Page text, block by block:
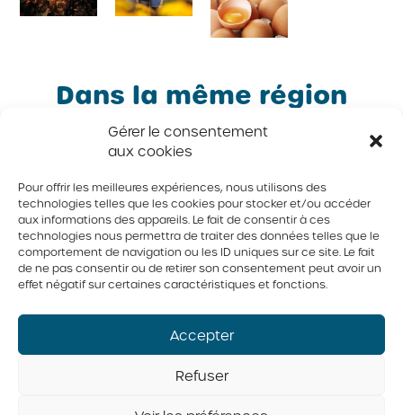
Gérer le consentement
aux cookies
Pour offrir les meilleures expériences, nous utilisons des
technologies telles que les cookies pour stocker et/ou accéder
aux informations des appareils. Le fait de consentir à ces
technologies nous permettra de traiter des données telles que le
comportement de navigation ou les ID uniques sur ce site. Le fait
de ne pas consentir ou de retirer son consentement peut avoir un
effet négatif sur certaines caractéristiques et fonctions.
Accepter
Refuser
Dans la même région
Famille
Messier
9083-
6206
Famille
Desroches
Les
Desroches
inc.
Famille
Choinière
Ferme
avicole
Famille
Provost
Ferme